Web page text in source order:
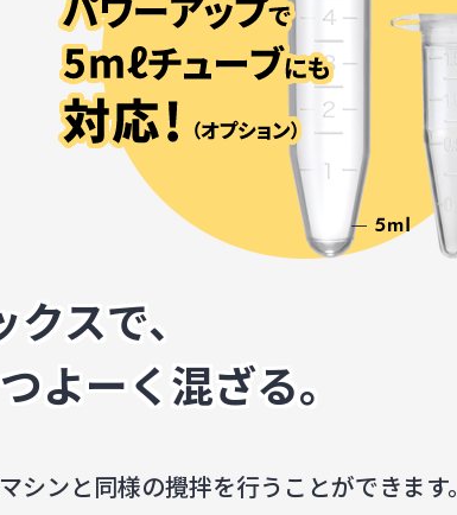
スで、
よーく混ざる。
シンと同様の攪拌を行うことができます。